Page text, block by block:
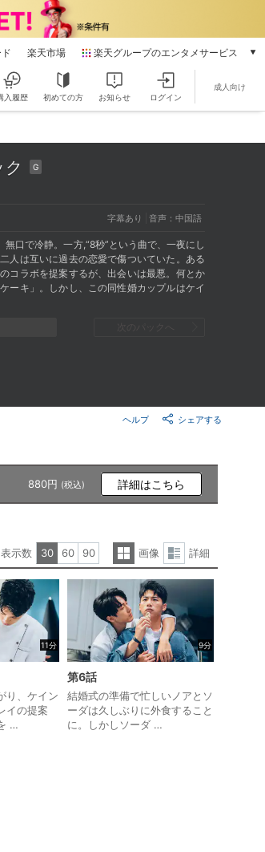
楽天市場 楽天グループのエンタメサービス
本/ゲーム/CD/DVD
楽天ミュージック
動画配信
動画配信ガイド
Rakuten PLAY
入履歴 初めての方 お知らせ ログイン
成人向け
G
字幕あり 音声：中国語
口で冷静。一方,“8秒”という曲で、一夜にし
人は互いに過去の恋愛で傷ついていた。ある
コラボを提案するが、出会いは最悪。何とか
ーキ」。しかし、この同性婚カップルはケイ
次のパックへ
シェアする
ヘルプ
880円 (税込) 詳細はこちら
表示数 30 60
90
覧
表
示
画像
表
示
詳細
11分
り、ケイン
イの提案
…
9分
第6話
結婚式の準備で忙しいノアとソ
ーダは久しぶりに外食すること
に。しかしソーダ …